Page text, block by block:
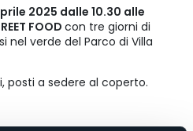
2025 dalle 10.30 alle
FOOD con tre giorni di
nel verde del Parco di Villa
posti a sedere al coperto.